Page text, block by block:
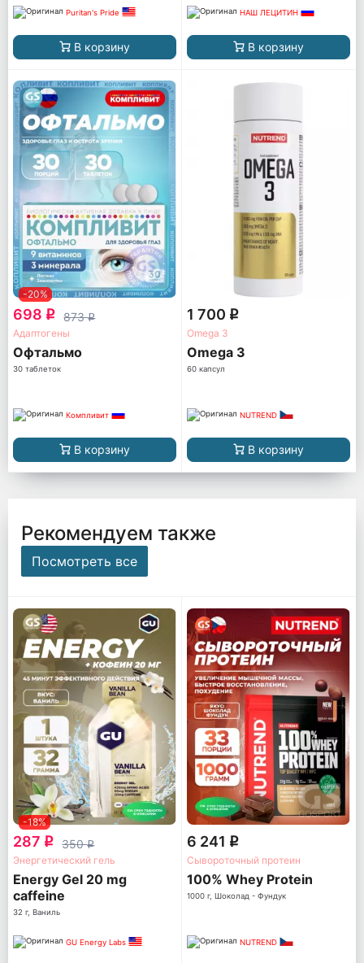
Puritan's Pride
В корзину
НАШ ЛЕЦИТИН
В корзину
-20%
698 q 873q
Адаптогены
Офтальмо
30 таблеток
Компливит
В корзину
1 700 q
Omega 3
Omega 3
60 капсул
NUTREND
В корзину
Рекомендуем также
Посмотреть все
-18%
287 q 350q
Энергетический гель
Energy Gel 20 mg
caffeine
32 г, Ваниль
GU Energy Labs
6 241 q
Сывороточный протеин
100% Whey Protein
1000 г, Шоколад - Фундук
NUTREND